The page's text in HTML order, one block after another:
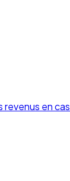
revenus en